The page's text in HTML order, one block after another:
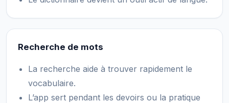
Recherche de mots
La recherche aide à trouver rapidement le
vocabulaire.
L’app sert pendant les devoirs ou la pratique